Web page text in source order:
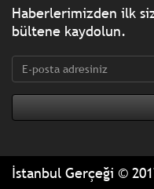
Haberlerimizden ilk
bültene kaydolun.
İstanbul Gerçeği ©